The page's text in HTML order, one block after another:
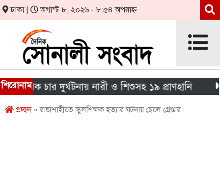
ঢাকা | অগাস্ট ৮, ২০২৬ - ৮:৫৪ অপরাহ্ন
শিরোনাম
চার দুর্ঘটনায় নারী ও শিশুসহ ১৯ প্রাণহানি
প্রচ্ছদ» রাজশাহীতে স্কুলশিক্ষক হত্যার ঘটনায় ছেলে গ্রেপ্তার